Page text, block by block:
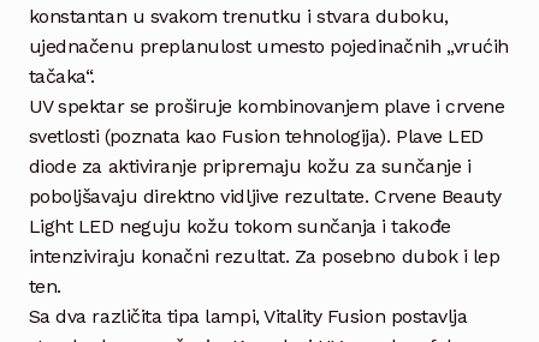
konstantan u svakom trenutku i stvara duboku,
ujednačenu preplanulost umesto pojedinačnih „vrućih
tačaka“.
UV spektar se proširuje kombinovanjem plave i crvene
svetlosti (poznata kao Fusion tehnologija). Plave LED
diode za aktiviranje pripremaju kožu za sunčanje i
poboljšavaju direktno vidljive rezultate. Crvene Beauty
Light LED neguju kožu tokom sunčanja i takođe
intenziviraju konačni rezultat. Za posebno dubok i lep
ten.
Sa dva različita tipa lampi, Vitality Fusion postavlja